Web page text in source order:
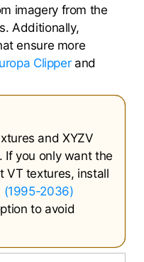
imagery from the
Additionally,
ensure more
Clipperand
and XYZV
If you only want the
VT textures, install
(1995-2036)
to avoid